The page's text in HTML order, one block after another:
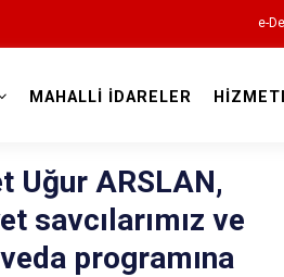
e-
MAHALLİ İDARELER
Uğur ARSLAN,
savcılarımız ve
programına